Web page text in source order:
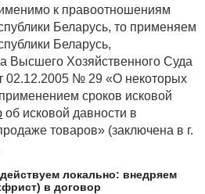
к правоотношениям
Беларусь, то применяем
Беларусь,
Высшего Хозяйственного Суда
02.12.2005 № 29 «О некоторых
сроков исковой
об исковой давности в
товаров» (заключена в г.
локально: внедряем
в договор